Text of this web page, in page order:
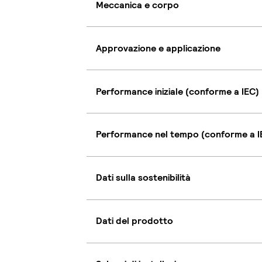
Meccanica e corpo
Approvazione e applicazione
Performance iniziale (conforme a IEC)
Performance nel tempo (conforme a
Dati sulla sostenibilità
Dati del prodotto